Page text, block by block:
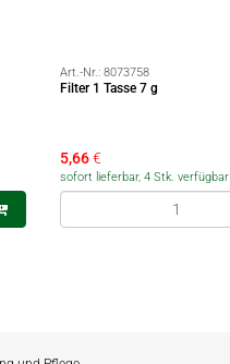
Art.-Nr.: 8073758
Filter 1 Tasse 7 g
5,66€
sofort lieferbar, 4 Stk. verfügbar